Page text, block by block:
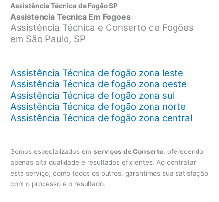
Assistência Técnica de Fogão SP
Assistencia Tecnica Em Fogoes
Assistência Técnica e Conserto de Fogões
em São Paulo, SP
Assistência Técnica de fogão zona leste
Assistência Técnica de fogão zona oeste
Assistência Técnica de fogão zona sul
Assistência Técnica de fogão zona norte
Assistência Técnica de fogão zona central
Somos especializados emserviços de Conserto, oferecendo
apenas alta qualidade e resultados eficientes. Ao contratar
este serviço, como todos os outros, garantimos sua satisfação
com o processo e o resultado.